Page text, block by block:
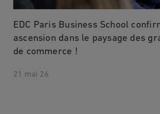
EDC Paris Business School
ascension dans le paysage des
de commerce !
21 mai 26